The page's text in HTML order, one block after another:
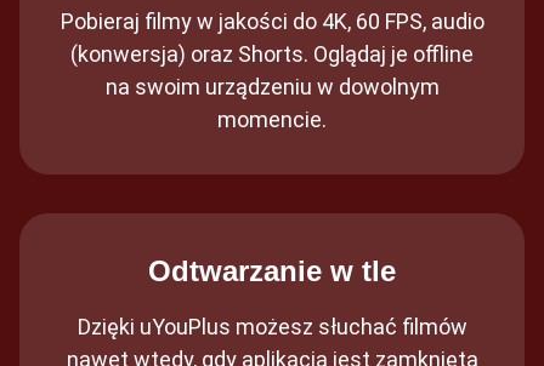
Pobieraj filmy w jakości do 4K, 60 FPS, audio
(konwersja) oraz Shorts. Oglądaj je offline
na swoim urządzeniu w dowolnym
momencie.
Odtwarzanie w tle
Dzięki uYouPlus możesz słuchać filmów
nawet wtedy, gdy aplikacja jest zamknięta